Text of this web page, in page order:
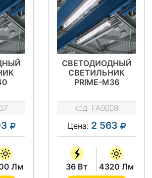
Лм
СВЕТОДИОДНЫЙ
СВЕТИЛЬНИК
PRIME-M36
код: FA0008
Цена: 2 563
36 Вт
4320 Лм